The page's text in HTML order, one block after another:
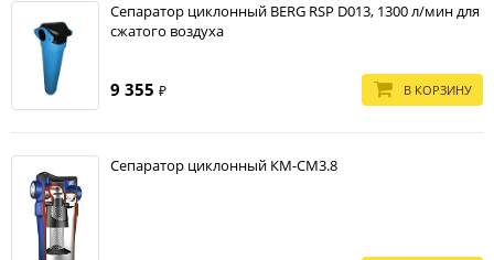
Сепаратор циклонный BERG RSP D013, 1300 л/мин для
сжатого воздуха
9 355 ₽ В КОРЗИНУ
Сепаратор циклонный КМ-СМ3.8